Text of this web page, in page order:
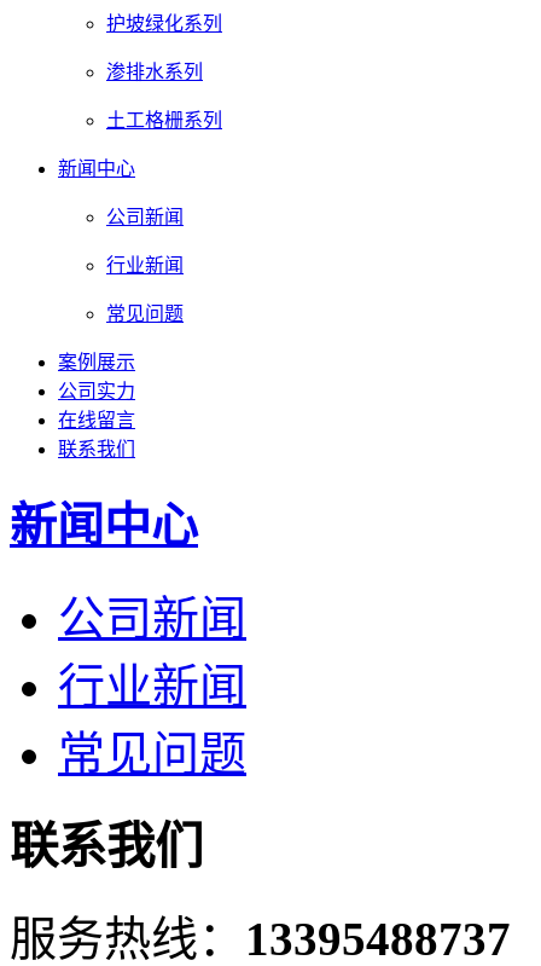
护坡绿化系列
渗排水系列
土工格栅系列
新闻中心
公司新闻
行业新闻
常见问题
案例展示
公司实力
在线留言
联系我们
新闻中心
公司新闻
行业新闻
常见问题
联系我们
服务热线： 13395488737